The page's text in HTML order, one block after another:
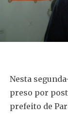
Nesta
preso por
prefeito de